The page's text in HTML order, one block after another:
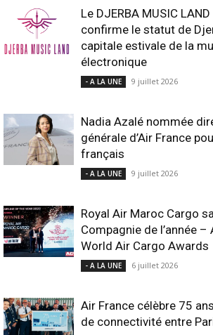
Le DJERBA MUSIC
confirme le statut de
capitale estivale de la
électronique
- A LA UNE 9 juillet 2026
Nadia Azalé nommée
générale d’Air France
français
- A LA UNE 9 juillet 2026
Royal Air Maroc Cargo
Compagnie de l’année –
World Air Cargo Awards
- A LA UNE 6 juillet 2026
Air France célèbre 75
de connectivité entre